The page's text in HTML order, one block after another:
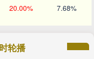
20.00% 7.68%
轮播